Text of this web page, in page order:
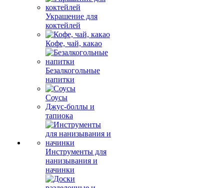
Украшение для
коктейлей
Кофе, чай, какао
Безалкогольные
напитки
Соусы
Джус-боллы и
тапиока
Инструменты для
нанизывания и
начинки